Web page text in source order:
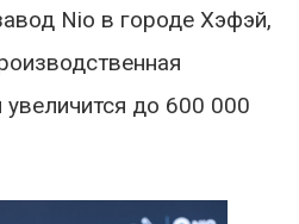
Nio в городе Хэфэй,
до 600 000